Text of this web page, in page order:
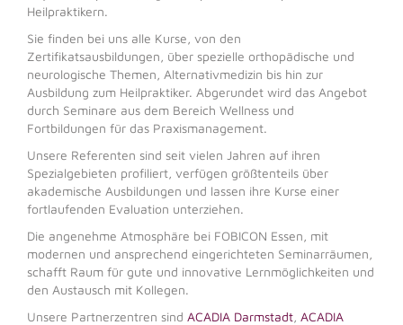
Heilpraktikern.
Sie finden bei uns alle Kurse, von den
Zertifikatsausbildungen, über spezielle orthopädische und
neurologische Themen, Alternativmedizin bis hin zur
Ausbildung zum Heilpraktiker. Abgerundet wird das Angebot
durch Seminare aus dem Bereich Wellness und
Fortbildungen für das Praxismanagement.
Unsere Referenten sind seit vielen Jahren auf ihren
Spezialgebieten profiliert, verfügen größtenteils über
akademische Ausbildungen und lassen ihre Kurse einer
fortlaufenden Evaluation unterziehen.
Die angenehme Atmosphäre bei FOBICON Essen, mit
modernen und ansprechend eingerichteten Seminarräumen,
schafft Raum für gute und innovative Lernmöglichkeiten und
den Austausch mit Kollegen.
Unsere Partnerzentren sind ACADIA Darmstadt ACADIA